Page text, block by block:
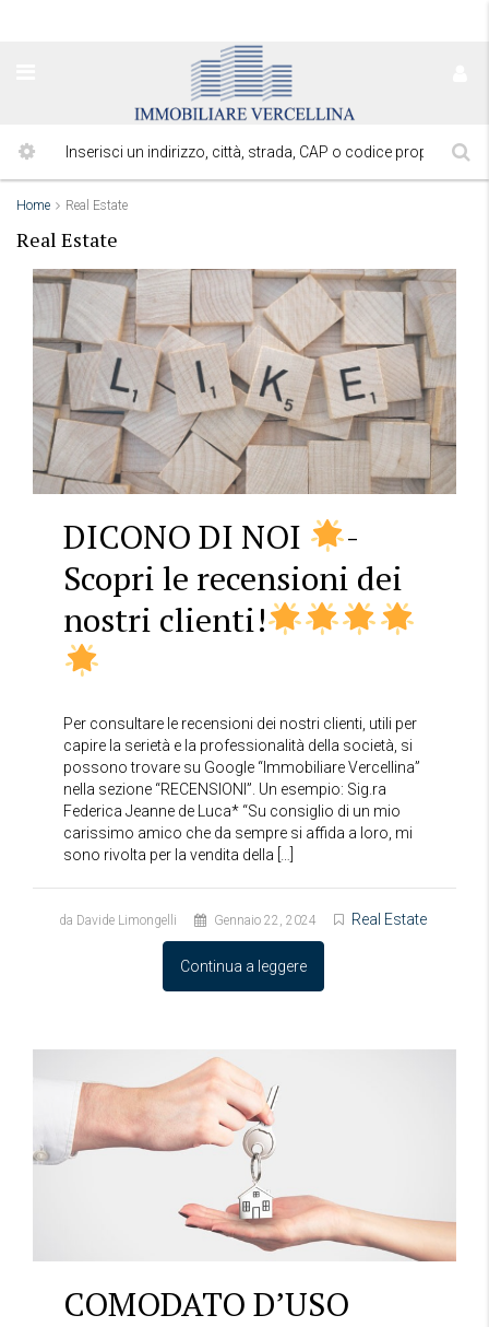
Home Real Estate
Real Estate
DICONO DI NOI
-
Scopri le recensioni dei
nostri clienti!
Per consultare le recensioni dei nostri clienti, utili per
capire la serietà e la professionalità della società, si
possono trovare su Google “Immobiliare Vercellina”
nella sezione “RECENSIONI”. Un esempio: Sig.ra
Federica Jeanne de Luca* “Su consiglio di un mio
carissimo amico che da sempre si affida a loro, mi
sono rivolta per la vendita della […]
da Davide Limongelli Gennaio 22, 2024 Real Estate
Continua a leggere
COMODATO D’USO